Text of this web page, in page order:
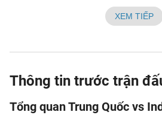
XEM TIẾP
Thông tin trước trận
Tổng quan Trung Quốc vs